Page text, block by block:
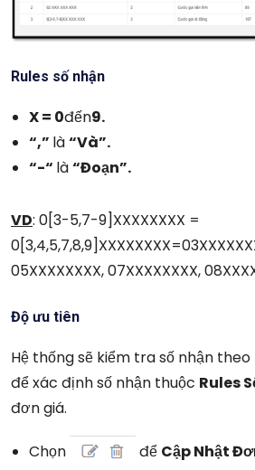
Rules số nhận
X = 0đến9.
“,” là“Và”.
“-“ là“Đoạn”.
VD: 0[3-5,7-9]XXXXXXXX =
05XXXXXXXX, 07XXXXXXXX,
Độ ưu tiên
Hệ thống sẽ kiểm tra số nhận
để xác định số nhận thuộc Rules
đơn giá.
Chọn để Cập Nhật